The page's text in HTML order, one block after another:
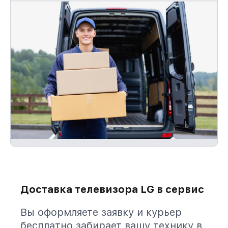
Доставка телевизора LG в сервис
Вы оформляете заявку и курьер
бесплатно забирает вашу технику в